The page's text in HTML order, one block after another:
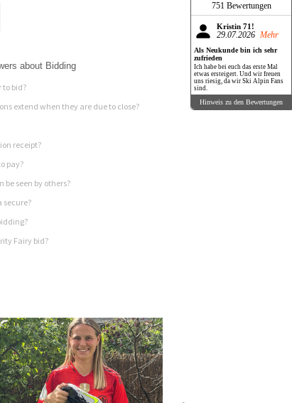
about Bidding
to bid?
extend when they are due to close?
receipt?
pay?
seen by others?
secure?
Fairy bid?
751 Bewertungen
Kristin 71!
29.07.2026 Mehr
Als Neukunde bin ich sehr
zufrieden
Ich habe bei euch das erste Mal
etwas ersteigert. Und wir freuen
uns riesig, da wir Ski Alpin Fans
sind.
Hinweis zu den Bewertungen